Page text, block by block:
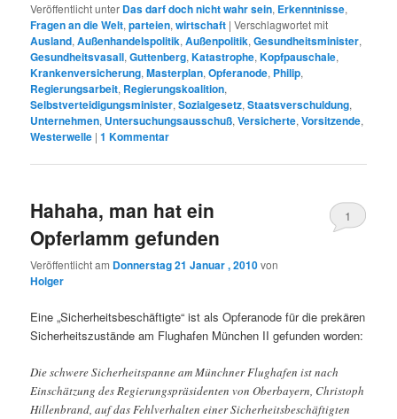
Veröffentlicht unter Das darf doch nicht wahr sein, Erkenntnisse,
Fragen an die Welt,parteien,wirtschaft |Verschlagwortet mit
Ausland,Außenhandelspolitik,Außenpolitik,Gesundheitsminister,
Gesundheitsvasall,Guttenberg,Katastrophe,Kopfpauschale,
Krankenversicherung,Masterplan,Opferanode, Philip,
Regierungsarbeit, Regierungskoalition,
Selbstverteidigungsminister,Sozialgesetz,Staatsverschuldung,
Unternehmen, Untersuchungsausschuß,Versicherte,Vorsitzende,
Westerwelle |1 Kommentar
Hahaha, man hat ein
Opferlamm gefunden
Veröffentlicht am Donnerstag 21 Januar , 2010von
Holger
1
Eine „Sicherheitsbeschäftigte“ ist als Opferanode für die prekären
Sicherheitszustände am Flughafen München II gefunden worden:
Die schwere Sicherheitspanne am Münchner Flughafen ist nach
Einschätzung des Regierungspräsidenten von Oberbayern, Christoph
Hillenbrand, auf das Fehlverhalten einer Sicherheitsbeschäftigten